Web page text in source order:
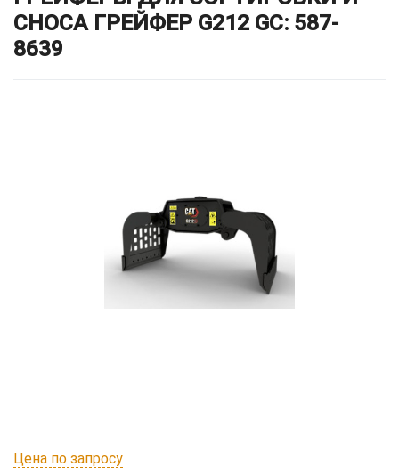
СНОСА ГРЕЙФЕР G212 GC: 587-
8639
Цена по запросу